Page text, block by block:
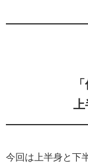
上
今回は上半身と下